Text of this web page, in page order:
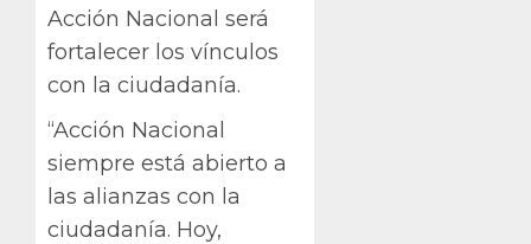
Acción Nacional será
fortalecer los vínculos
con la ciudadanía.
“Acción Nacional
siempre está abierto a
las alianzas con la
ciudadanía. Hoy,